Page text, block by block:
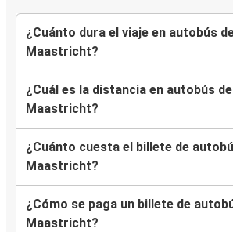
¿Cuánto dura el viaje en autobús
Maastricht?
¿Cuál es la distancia en autobús
Maastricht?
¿Cuánto cuesta el billete de
Maastricht?
¿Cómo se paga un billete de
Maastricht?